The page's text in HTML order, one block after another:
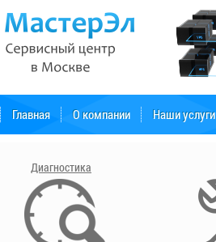
Главная О компании Наши услуги
Диагностика